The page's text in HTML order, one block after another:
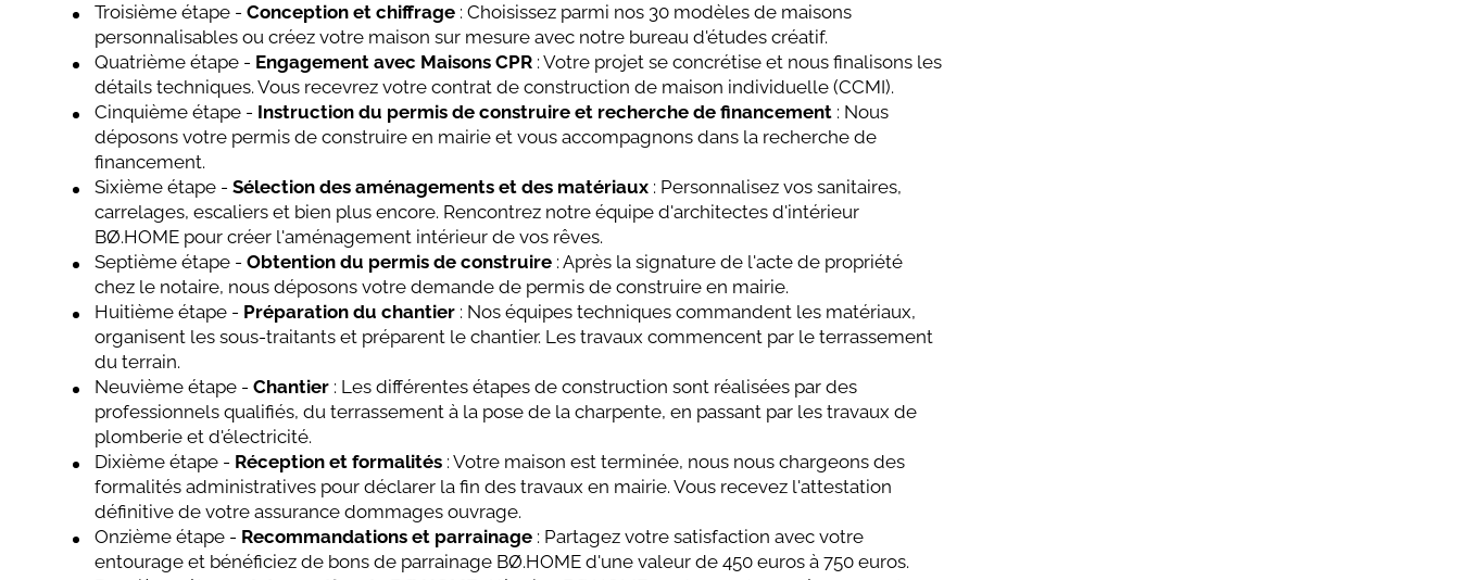
Troisième étape -Conception et chiffrage : Choisissez parmi nos 30 modèles de maisons
personnalisables ou créez votre maison sur mesure avec notre bureau d'études créatif.
Quatrième étape - Engagement avec Maisons CPR : Votre projet se concrétise et nous finalisons les
détails techniques. Vous recevrez votre contrat de construction de maison individuelle (CCMI).
Cinquième étape - Instruction du permis de construire et recherche de financement : Nous
déposons votre permis de construire en mairie et vous accompagnons dans la recherche de
financement.
Sixième étape -Sélection des aménagements et des matériaux : Personnalisez vos sanitaires,
carrelages, escaliers et bien plus encore. Rencontrez notre équipe d'architectes d'intérieur
BØ.HOME pour créer l'aménagement intérieur de vos rêves.
Septième étape -Obtention du permis de construire : Après la signature de l'acte de propriété
chez le notaire, nous déposons votre demande de permis de construire en mairie.
Huitième étape - Préparation du chantier : Nos équipes techniques commandent les matériaux,
organisent les sous-traitants et préparent le chantier. Les travaux commencent par le terrassement
du terrain.
Neuvième étape -Chantier : Les différentes étapes de construction sont réalisées par des
professionnels qualifiés, du terrassement à la pose de la charpente, en passant par les travaux de
plomberie et d'électricité.
Dixième étape - Réception et formalités : Votre maison est terminée, nous nous chargeons des
formalités administratives pour déclarer la fin des travaux en mairie. Vous recevez l'attestation
définitive de votre assurance dommages ouvrage.
Onzième étape - Recommandations et parrainage : Partagez votre satisfaction avec votre
entourage et bénéficiez de bons de parrainage BØ.HOME d'une valeur de 450 euros à 750 euros.